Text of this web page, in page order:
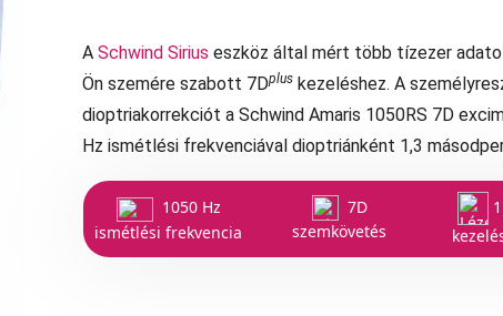
A Schwind Sirius eszköz által mért több tízezer
Ön szemére szabott 7Dplus kezeléshez. A
dioptriakorrekciót a Schwind Amaris 1050RS 7D
Hz ismétlési frekvenciával dioptriánként 1,3
1050 Hz
ismétlési frekvencia
7D
szemkövetés